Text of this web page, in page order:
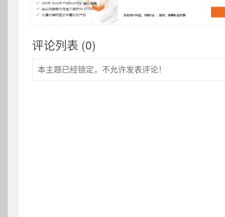
评论列表 (0)
本主题已经锁定，不允许发表评论！